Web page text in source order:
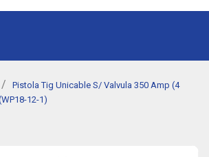
Pistola Tig Unicable S/ Valvula 350 Amp (4
12-1)